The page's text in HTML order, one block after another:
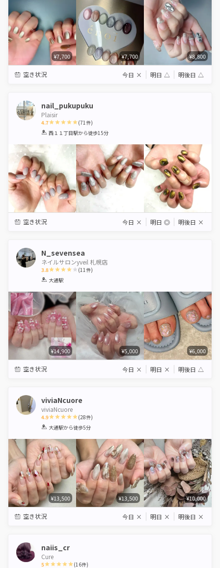
¥7,700 ¥7,700 ¥8,800
空き状況 今日 × 明日 △ 明後日 △
nail_pukupuku
Plaisir
4.7
1 2 3 4 5
(71件)
西１１丁目駅から徒歩15分
空き状況 今日 × 明日 ◎ 明後日 ×
N_sevensea
ネイルサロンyveil 札幌店
3.8
1 2 3
(11件)
大通駅
¥14,900 ¥5,000 ¥6,000
空き状況 今日 × 明日 × 明後日 △
viviaNcuore
viviaNcuore
4.9
1 2 3 4 5
(28件)
大通駅から徒歩5分
¥13,500 ¥13,500 ¥10,000
空き状況 今日 × 明日 × 明後日 ×
naiis_cr
Cure
5 (16件)